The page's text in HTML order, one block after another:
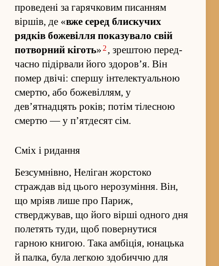
проведені за гарячковим писа­н­ням
віршів, де «вже серед блискучих
рядків божеві­лля показувало свій
потворний кіготь» 2 , зрештою перед­
часно пі­дірвали його здоров’я. Він
помер двічі: спершу інтелектуальною
смертю, або божеві­л­лям, у
дев’ятнадцять років; потім тілесною
смертю — у п’ятдесят сім.
Сміх і ридання
Без­сумнівно, Неліган жорстоко
страждав від цього неро­зумі­н­ня. Він,
що мріяв лише про Париж,
стверджував, що його вірші одного дня
полетять туди, щоб повернутися
гарною книгою. Така амбіція, юнацька
й палка, була легкою здобиччю для